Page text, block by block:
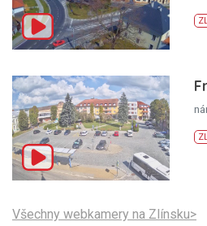
ZL
Všechny webkamery na Zlínsku>